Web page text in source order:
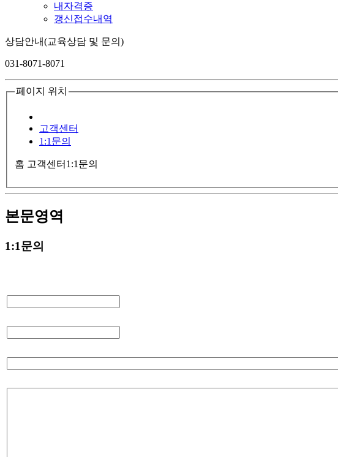
내자격증
갱신접수내역
상담안내(교육상담 및 문의)
031-8071-8071
페이지 위치
고객센터
1:1문의
홈 고객센터 1:1문의
본문영역
1:1문의